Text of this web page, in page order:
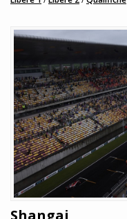
Shangai